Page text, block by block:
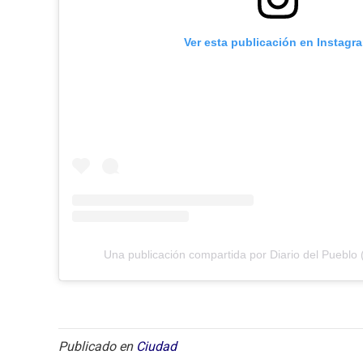
Ver esta publicación en
Una publicación compartida por Diario del Pueblo
Publicado en Ciudad